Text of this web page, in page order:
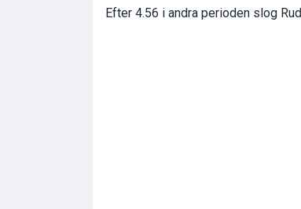
Efter 4.56 i andra perioden slog